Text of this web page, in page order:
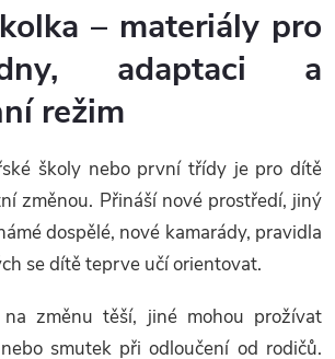
– materiály pro
adaptaci a
režim
školy nebo první třídy je pro dítě
změnou. Přináší nové prostředí, jiný
dospělé, nové kamarády, pravidla
se dítě teprve učí orientovat.
změnu těší, jiné mohou prožívat
smutek při odloučení od rodičů.